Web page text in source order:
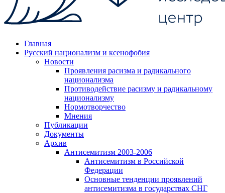
Главная
Русский национализм и ксенофобия
Новости
Проявления расизма и радикального
национализма
Противодействие расизму и радикальному
национализму
Нормотворчество
Мнения
Публикации
Документы
Архив
Антисемитизм 2003-2006
Антисемитизм в Российской
Федерации
Основные тенденции проявлений
антисемитизма в государствах СНГ